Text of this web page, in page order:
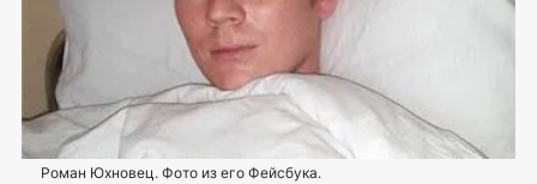
Роман Юхновец. Фото из его Фейсбука.